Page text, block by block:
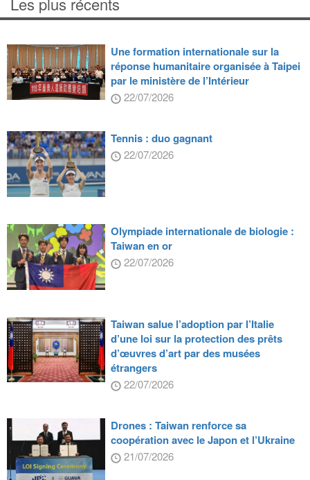
Une formation internationale sur la
réponse humanitaire organisée à Taipei
par le ministère de l’Intérieur
22/07/2026
Tennis : duo gagnant
22/07/2026
Olympiade internationale de biologie :
Taiwan en or
22/07/2026
Taiwan salue l’adoption par l’Italie
d’une loi sur la protection des prêts
d’œuvres d’art par des musées
étrangers
22/07/2026
Drones : Taiwan renforce sa
coopération avec le Japon et l’Ukraine
21/07/2026